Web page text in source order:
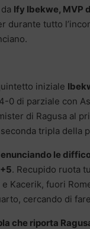
Ify Ibekwe, MVP
durante tutto
iniziale
0 di parziale con
di Ragusa al
tripla della
le
. Recupido ruota
Kacerik, fuori
cercando di
che riporta